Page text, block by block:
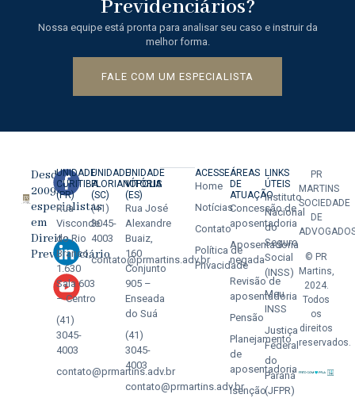
Previdenciários?
Nossa equipe está pronta para analisar seu caso e instruir da
melhor forma.
FALE COM UM ESPECIALISTA
Desde
2009,
especialistas
em
Direito
Previdenciário
UNIDADE
CURITIBA
(PR)
Rua
Visconde
do Rio
Branco,
1.630
Sala 603
– Centro
(41)
3045-
4003
contato@prmartins.adv.br
UNIDADE
FLORIANÓPOLIS
(SC)
(41)
3045-
4003
contato@prmartins.adv.br
UNIDADE
VITÓRIA
(ES)
Rua José
Alexandre
Buaiz,
160
Conjunto
905 –
Enseada
do Suá
(41)
3045-
4003
contato@prmartins.adv.br
ACESSE
Home
Notícias
Contato
Política de
Privacidade
ÁREAS
DE
ATUAÇÃO
Concessão de
aposentadoria
Aposentadoria
negada
Revisão de
aposentadoria
Pensão
Planejamento
de
aposentadoria
Isenção
LINKS
ÚTEIS
Instituto
Nacional
do
Seguro
Social
(INSS)
Meu
INSS
Justiça
Federal
do
Paraná
(JFPR)
PR
MARTINS
SOCIEDADE
DE
© PR
Martins,
2024.
Todos
os
direitos
reservados.